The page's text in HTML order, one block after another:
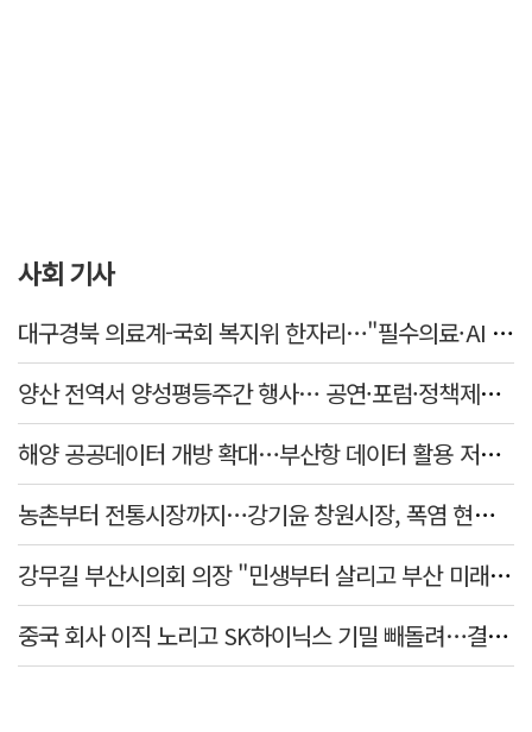
사회 기사
대구경북 의료계-국회 복지위 한자리…"필수의료·AI 바이오 협력 강화"
양산 전역서 양성평등주간 행사… 공연·포럼·정책제안 잇따라
해양 공공데이터 개방 확대…부산항 데이터 활용 저변 넓힌다
농촌부터 전통시장까지…강기윤 창원시장, 폭염 현장 누볐다
강무길 부산시의회 의장 "민생부터 살리고 부산 미래 준비하겠다"
중국 회사 이직 노리고 SK하이닉스 기밀 빼돌려…결국 실형